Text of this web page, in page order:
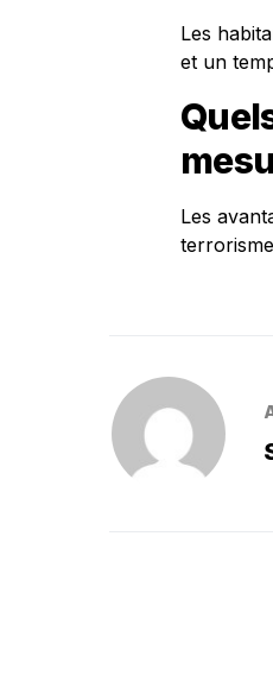
Les
et un
Les